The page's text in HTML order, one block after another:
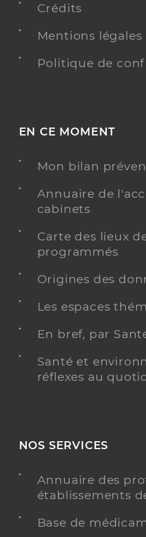
Crédits
Mentions légales
Politique de
EN CE MOMENT
Mon bilan
Annuaire de
cabinets
Carte des lieux
programmés
Origines des
Les espaces
En bref, par
Santé et
réflexes au
NOS SERVICES
Annuaire des
établissements
Base de